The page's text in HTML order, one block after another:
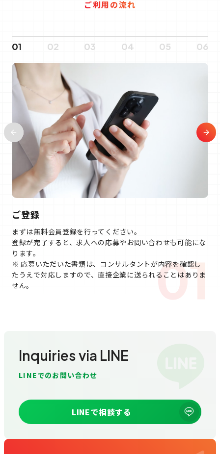
ご利用の流れ
01
ご登録
まずは無料会員登録を行ってください。
登録が完了すると、求人への応募やお問い合わせも可能にな
ります。
※ 応募いただいた書類は、コンサルタントが内容を確認し
たうえで対応しますので、直接企業に送られることはありま
せん。
01 02 03 04 05 06
Inquiries via LINE
LINEでのお問い合わせ
LINEで相談する